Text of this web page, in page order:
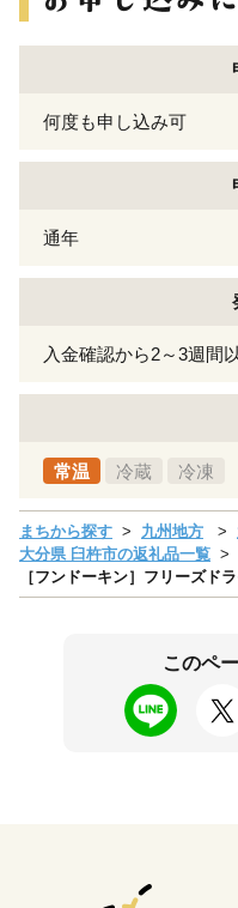
何度も申し込み可
通年
入金確認から2～3週間
常温 冷蔵 冷凍
まちから探す 九州地方
大分県 臼杵市の返礼品一覧
［フンドーキン］フリーズド
このペ